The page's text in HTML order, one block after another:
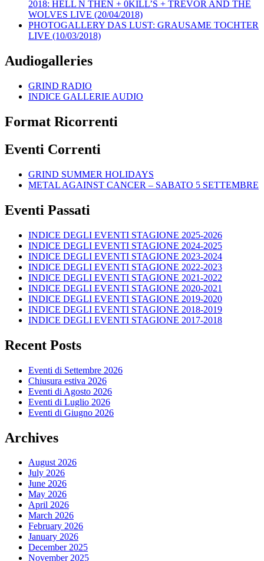
2018: HELL N THEN + 0KILL’S + TREVOR AND THE
WOLVES LIVE (20/04/2018)
PHOTOGALLERY DAS LUST: GRAUSAME TOCHTER
LIVE (10/03/2018)
Audiogalleries
GRIND RADIO
INDICE GALLERIE AUDIO
Format Ricorrenti
Eventi Correnti
GRIND SUMMER HOLIDAYS
METAL AGAINST CANCER – SABATO 5 SETTEMBRE
Eventi Passati
INDICE DEGLI EVENTI STAGIONE 2025-2026
INDICE DEGLI EVENTI STAGIONE 2024-2025
INDICE DEGLI EVENTI STAGIONE 2023-2024
INDICE DEGLI EVENTI STAGIONE 2022-2023
INDICE DEGLI EVENTI STAGIONE 2021-2022
INDICE DEGLI EVENTI STAGIONE 2020-2021
INDICE DEGLI EVENTI STAGIONE 2019-2020
INDICE DEGLI EVENTI STAGIONE 2018-2019
INDICE DEGLI EVENTI STAGIONE 2017-2018
Recent Posts
Eventi di Settembre 2026
Chiusura estiva 2026
Eventi di Agosto 2026
Eventi di Luglio 2026
Eventi di Giugno 2026
Archives
August 2026
July 2026
June 2026
May 2026
April 2026
March 2026
February 2026
January 2026
December 2025
November 2025